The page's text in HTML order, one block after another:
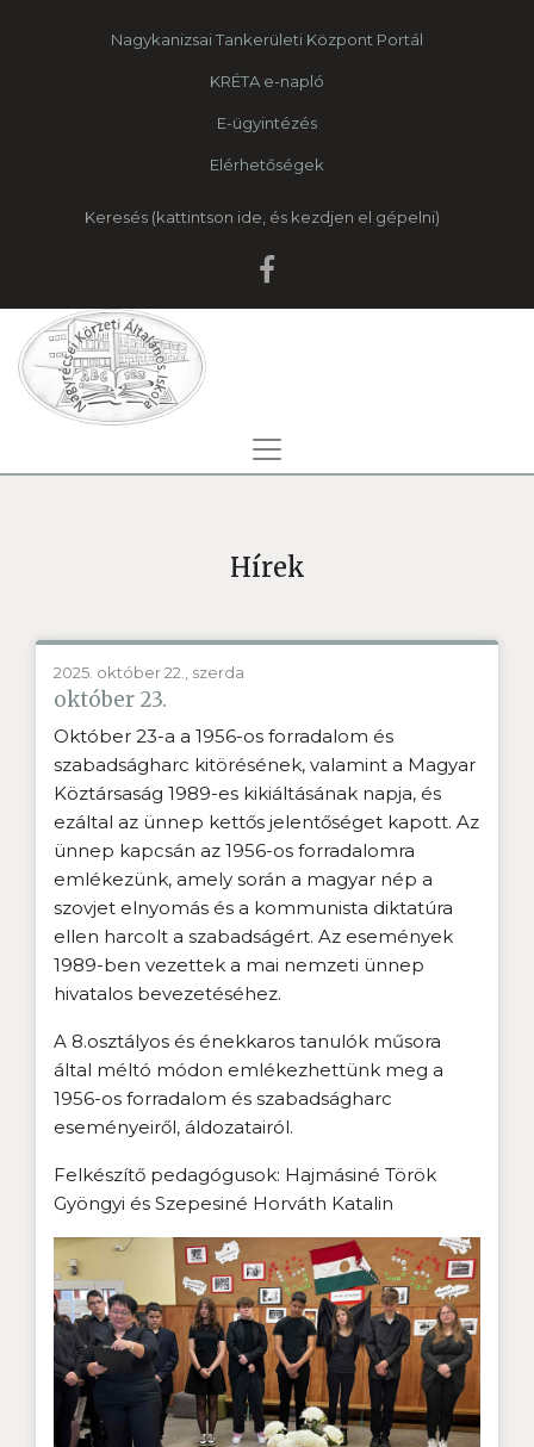
Nagykanizsai Tankerületi Központ Portál
KRÉTA e-napló
E-ügyintézés
Elérhetőségek
Keresés
Hírek
2025. október 22., szerda
október 23.
Október 23-a a 1956-os forradalom és
szabadságharc kitörésének, valamint a Magyar
Köztársaság 1989-es kikiáltásának napja, és
ezáltal az ünnep kettős jelentőséget kapott. Az
ünnep kapcsán az 1956-os forradalomra
emlékezünk, amely során a magyar nép a
szovjet elnyomás és a kommunista diktatúra
ellen harcolt a szabadságért. Az események
1989-ben vezettek a mai nemzeti ünnep
hivatalos bevezetéséhez.
A 8.osztályos és énekkaros tanulók műsora
által méltó módon emlékezhettünk meg a
1956-os forradalom és szabadságharc
eseményeiről, áldozatairól.
Felkészítő pedagógusok: Hajmásiné Török
Gyöngyi és Szepesiné Horváth Katalin